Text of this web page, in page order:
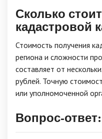
Сколько
кадастровой
Стоимость получения
региона и сложности
составляет от
рублей. Точную
или уполномоченной
Вопрос-ответ: